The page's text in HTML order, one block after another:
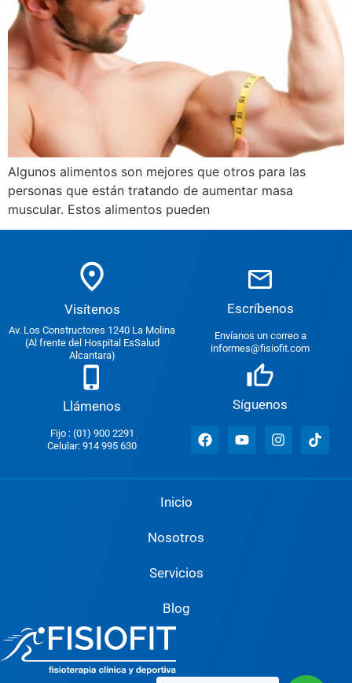
Algunos alimentos son mejores que otros para las
personas que están tratando de aumentar masa
muscular. Estos alimentos pueden
Visítenos
Av. Los Constructores 1240 La Molina
(Al frente del Hospital EsSalud
Alcantara)
Escríbenos
Envíanos un correo a
informes@fisiofit.com
Llámenos
Fijo : (01) 900 2291
Celular: 914 995 630
Síguenos
Inicio
Nosotros
Servicios
Blog